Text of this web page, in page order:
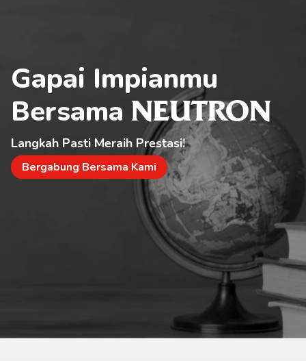
Gapai Impianmu
Bersama NEUTRON
Langkah Pasti Meraih Prestasi!
Bergabung Bersama Kami